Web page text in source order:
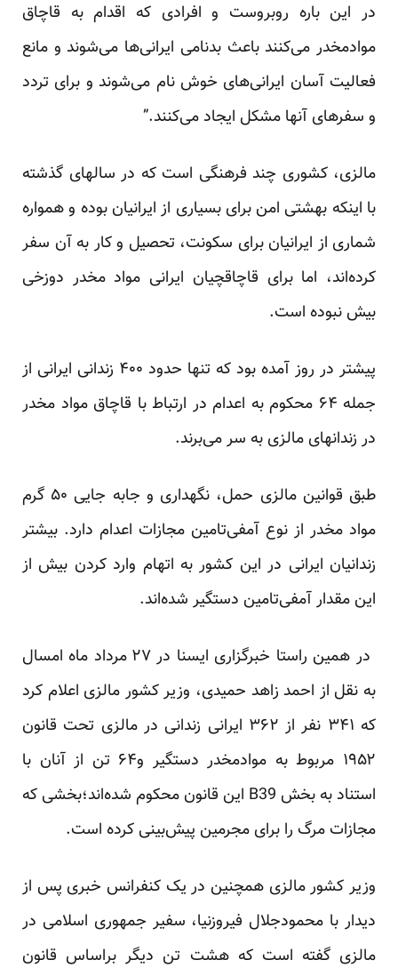
در این باره روبروست و افرادی که اقدام به قاچاق
موادمخدر می‌کنند باعث بدنامی ایرانی‌ها می‌شوند و مانع
فعالیت آسان ایرانی‌های خوش نام می‌شوند و برای تردد
و سفرهای آنها مشکل ایجاد می‌کنند.”
مالزی، کشوری چند فرهنگی است که در سالهای گذشته
با اینکه بهشتی امن برای بسیاری از ایرانیان بوده و همواره
شماری از ایرانیان برای سکونت،‌ تحصیل و کار به آن سفر
کرده‌اند، اما برای قاچاقچیان ایرانی مواد مخدر دوزخی
بیش نبوده است.
پیشتر در روز
آمده بود که تنها حدود ۴۰۰ زندانی ایرانی از
جمله ۶۴ محکوم به اعدام در ارتباط با قاچاق مواد مخدر
در زندانهای مالزی به سر می‌برند.
طبق قوانین مالزی حمل، نگهداری و جابه جایی ۵۰ گرم
مواد مخدر از نوع آمفی‌تامین مجازات اعدام دارد. بیشتر
زندانیان ایرانی در این کشور به اتهام وارد کردن بیش از
این مقدار آمفی‌تامین دستگیر شده‌اند.
در همین راستا خبرگزاری ایسنا در ۲۷ مرداد ماه امسال
به نقل از احمد زاهد حمیدی، وزیر کشور مالزی اعلام کرد
که ۳۴۱ نفر از ۳۶۲ ایرانی زندانی در مالزی تحت قانون
۱۹۵۲ مربوط به موادمخدر دستگیر و۶۴ تن از آنان با
استناد به بخش B39 این قانون محکوم شده‌اند؛بخشی که
مجازات مرگ را برای مجرمین پیش‌بینی کرده است.
وزیر کشور مالزی همچنین در یک کنفرانس خبری پس از
دیدار با محمودجلال فیروز‌نیا، سفیر جمهوری اسلامی در
مالزی گفته است که هشت تن دیگر براساس قانون